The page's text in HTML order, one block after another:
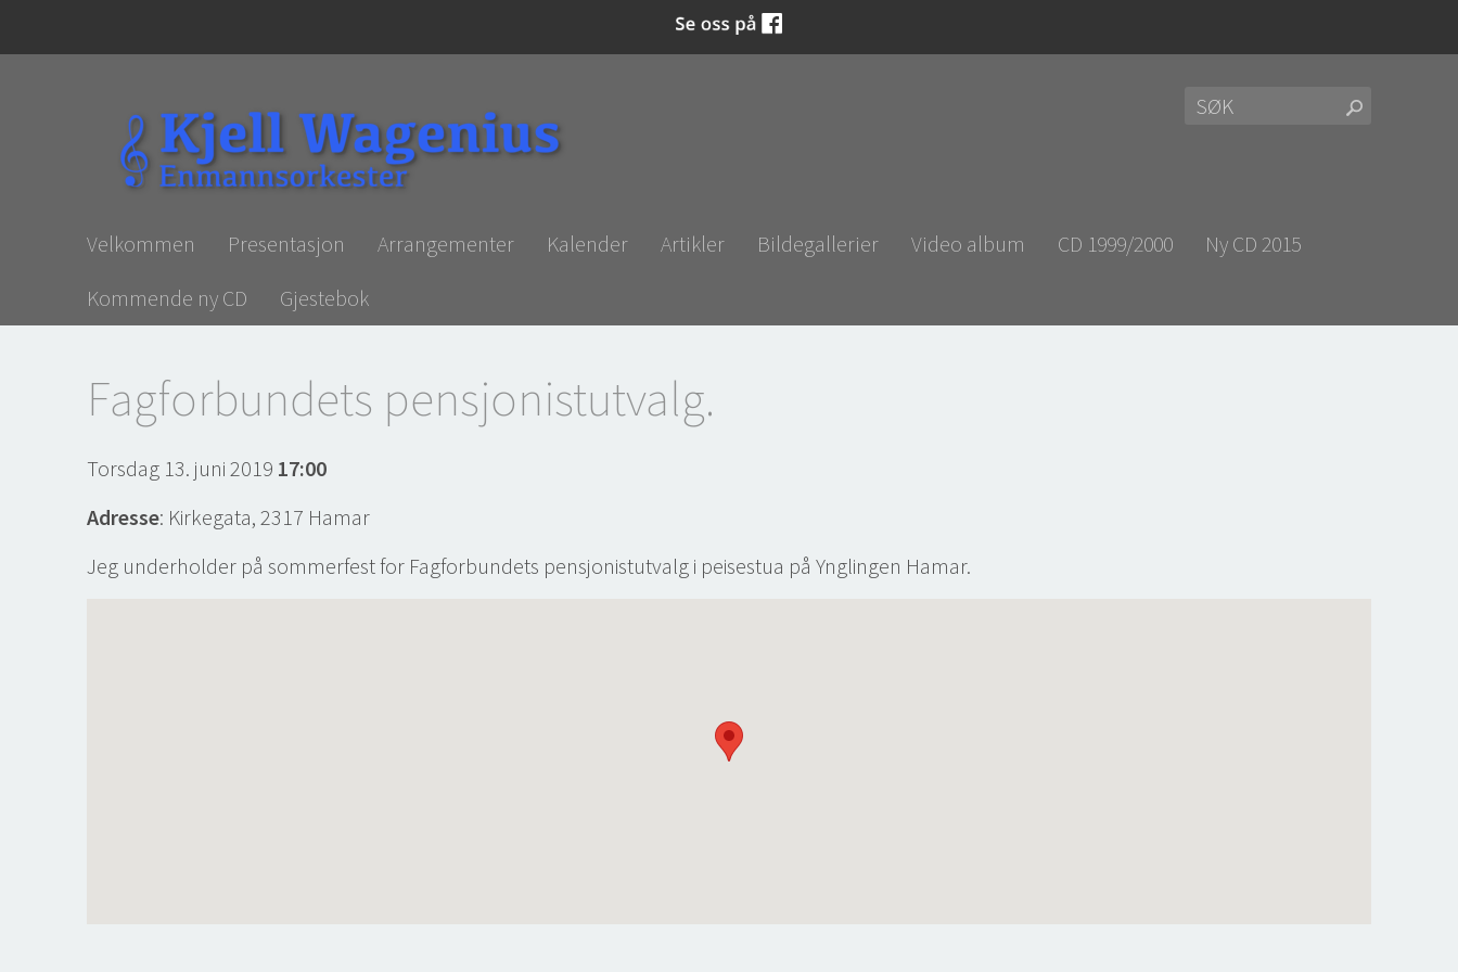
Velkommen Presentasjon Arrangementer Kalender Artikler Bildegallerier Video album CD 1999/2000
Ny CD 2015
Kommende ny CD
Gjestebok
Fagforbundets pensjonistutvalg.
Torsdag 13. juni 2019 17:00
Adresse: Kirkegata, 2317 Hamar
Jeg underholder på sommerfest for Fagforbundets pensjonistutvalg i peisestua på Ynglingen Hamar.